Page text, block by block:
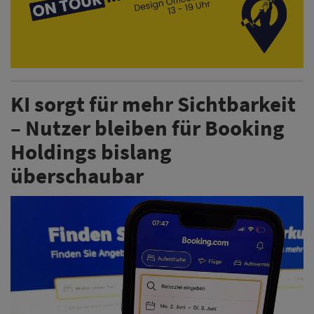
KI sorgt für mehr Sichtbarkeit
– Nutzer bleiben für Booking
Holdings bislang
überschaubar